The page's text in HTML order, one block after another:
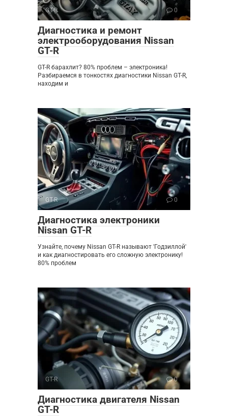
GT-R 0
Диагностика и ремонт
электрооборудования Nissan
GT-R
GT-R барахлит? 80% проблем – электроника!
Разбираемся в тонкостях диагностики Nissan GT-R,
находим и
GT-R 0
Диагностика электроники
Nissan GT-R
Узнайте, почему Nissan GT-R называют 'Годзиллой'
и как диагностировать его сложную электронику!
80% проблем
GT-R 0
Диагностика двигателя Nissan
GT-R